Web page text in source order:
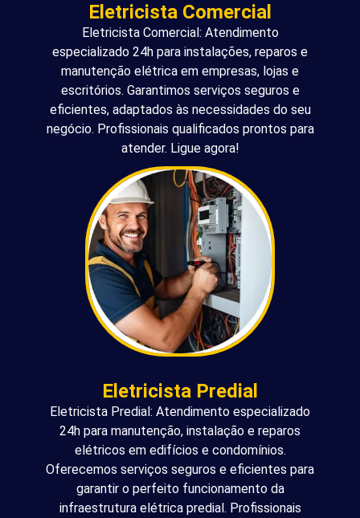
Eletricista Comercial
Eletricista Comercial: Atendimento
especializado 24h para instalações, reparos e
manutenção elétrica em empresas, lojas e
escritórios. Garantimos serviços seguros e
eficientes, adaptados às necessidades do seu
negócio. Profissionais qualificados prontos para
atender. Ligue agora!
Eletricista Predial
Eletricista Predial: Atendimento especializado
24h para manutenção, instalação e reparos
elétricos em edifícios e condomínios.
Oferecemos serviços seguros e eficientes para
garantir o perfeito funcionamento da
infraestrutura elétrica predial. Profissionais